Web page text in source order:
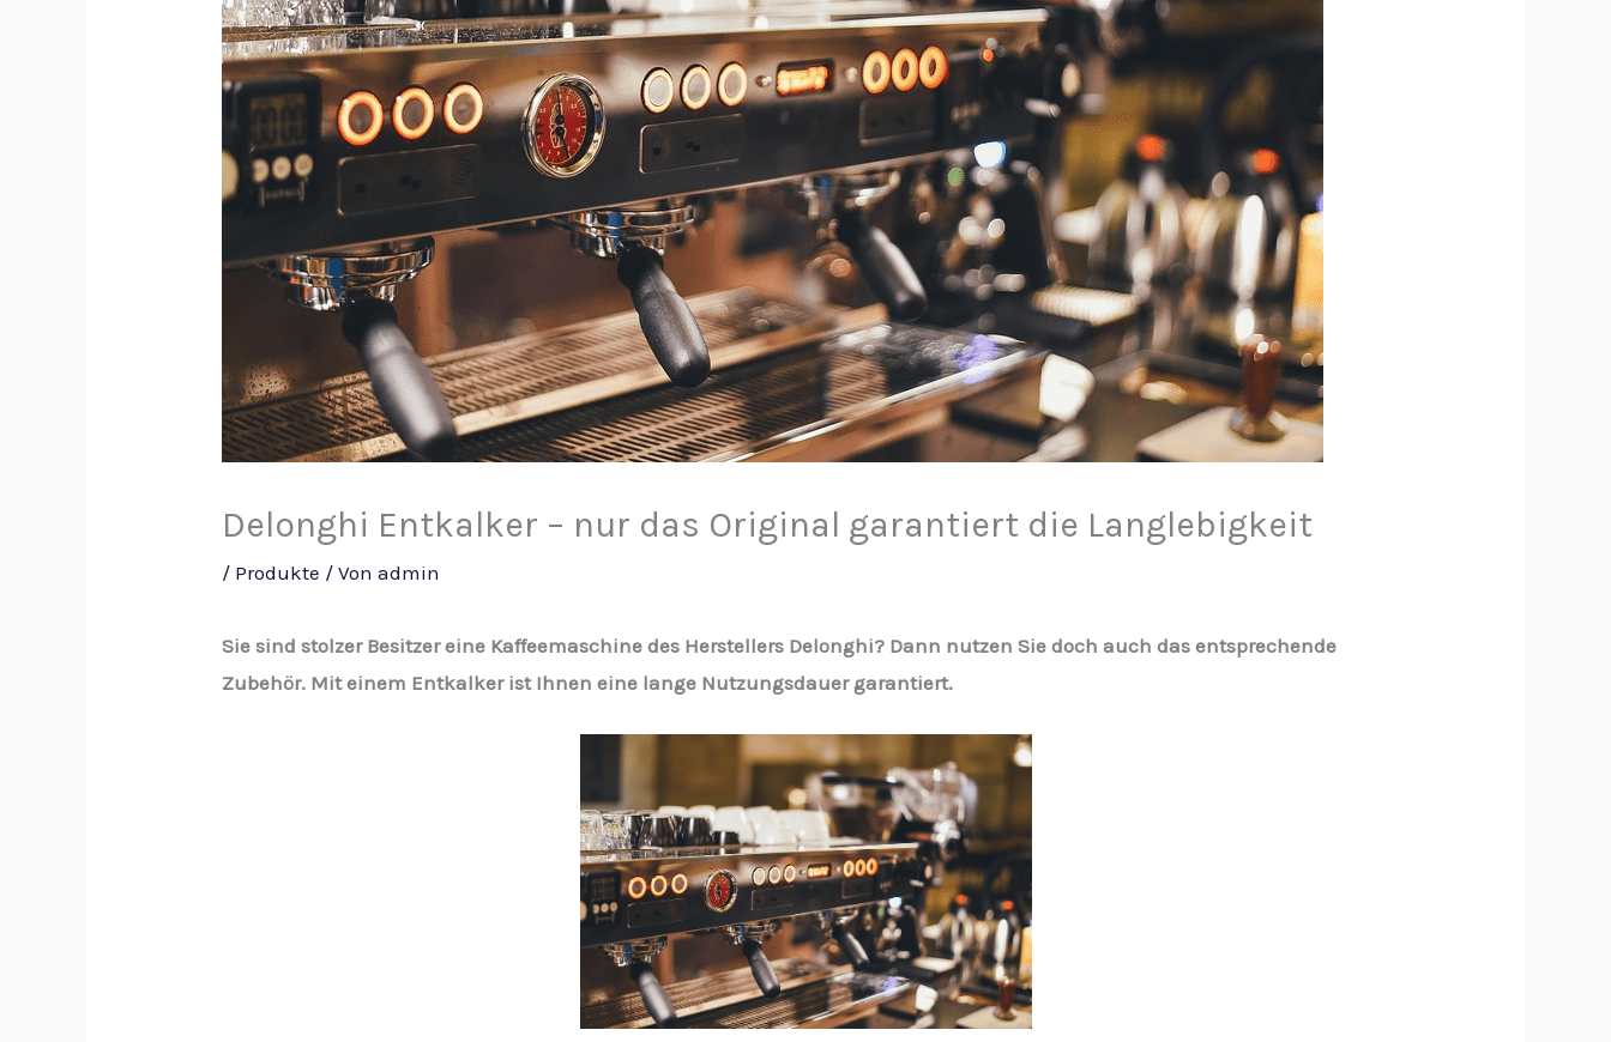
Delonghi Entkalker – nur das Original garantiert die Langlebigkeit
/ Produkte / Vonadmin
Sie sind stolzer Besitzer eine Kaffeemaschine des Herstellers Delonghi? Dann nutzen Sie doch auch das entsprechende
Zubehör. Mit einem Entkalker ist Ihnen eine lange Nutzungsdauer garantiert.